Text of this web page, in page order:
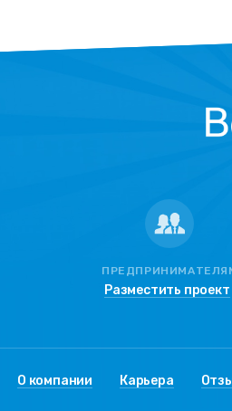
Разместить проект
О компании Карьера